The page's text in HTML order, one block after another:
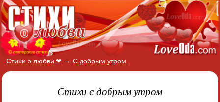
Стихи о любви ❤ → С добрым утром
Стихи с добрым утром